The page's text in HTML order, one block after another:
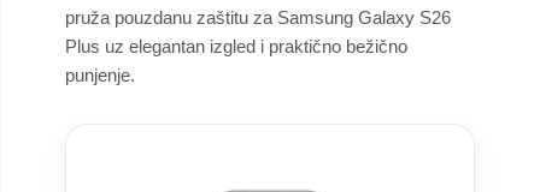
pruža pouzdanu zaštitu za Samsung Galaxy S26
Plus uz elegantan izgled i praktično bežično
punjenje.